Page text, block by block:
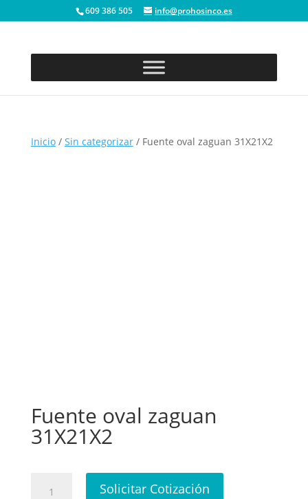
609 386 505 info@prohosinco.es
Inicio/ Sin categorizar/ Fuente oval zaguan 31X21X2
Fuente oval zaguan
31X21X2
Solicitar Cotización